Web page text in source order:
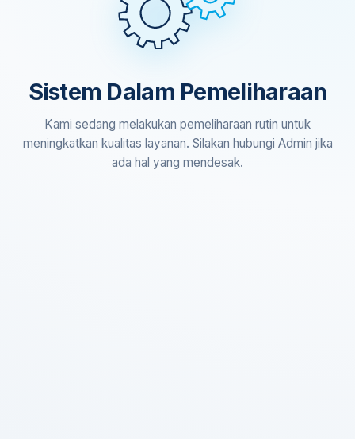
Sistem Dalam Pemeliharaan
Kami sedang melakukan pemeliharaan rutin untuk
meningkatkan kualitas layanan. Silakan hubungi Admin jika
ada hal yang mendesak.